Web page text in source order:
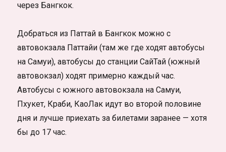
через Бангкок.
Добраться из Паттай в Бангкок можно с
автовокзала Паттайи (там же где ходят автобусы
на Самуи), автобусы до станции СайТай (южный
автовокзал) ходят примерно каждый час.
Автобусы с южного автовокзала на Самуи,
Пхукет, Краби, КаоЛак идут во второй половине
дня и лучше приехать за билетами заранее — хотя
бы до 17 час.